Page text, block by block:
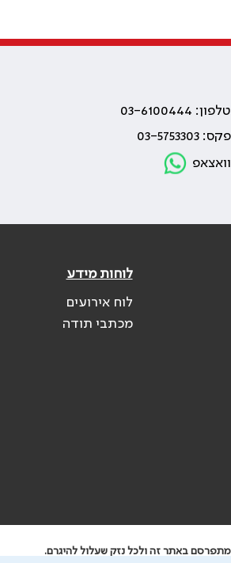
טלפון: 03-6100444
פקס: 03-5753303
וואצאפ
לוחות מידע
לוח אירועים
מכתבי תודה
באתר זה ולכל נזק שעלול להיגרם.